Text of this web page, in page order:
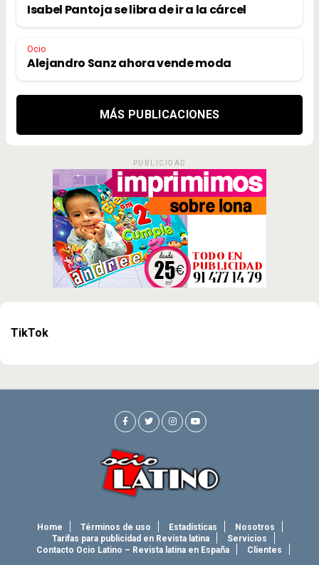
Isabel Pantoja se libra de ir a la cárcel
Ocio
Alejandro Sanz ahora vende moda
MÁS PUBLICACIONES
PUBLICIDAD
TikTok
Home Términos de uso Estadísticas
Nosotros
Tarifas para publicidad en Revista latina
Servicios
Contacto Ocio Latino – Revista latina en España
Clientes